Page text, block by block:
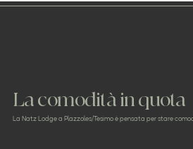
La comodità in quota
La Natz Lodge a Plazzoles/Tesimo è pensata per stare